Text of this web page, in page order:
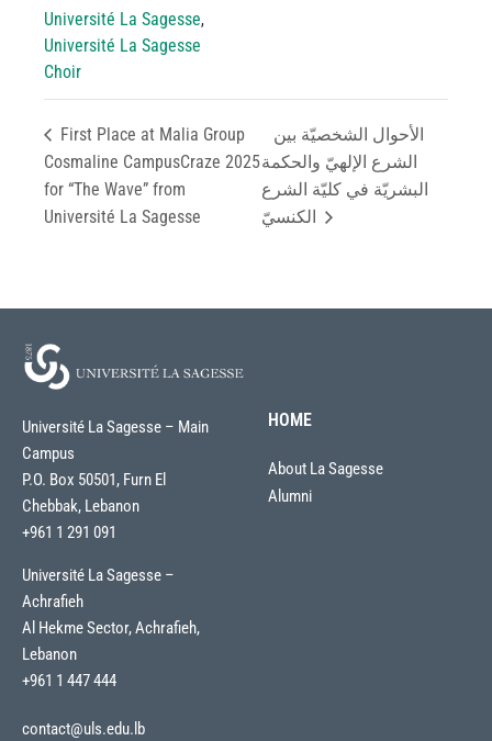
Université La Sagesse,
Université La Sagesse
Choir
First Place at Malia Group
Cosmaline CampusCraze 2025
for “The Wave” from
Université La Sagesse
الأحوال الشخصيّة بين
الشرع الإلهيّ والحكمة
البشريّة في كليّة الشرع
Université La Sagesse – Main
Campus
P.O. Box 50501, Furn El
Chebbak, Lebanon
+961 1 291 091
Université La Sagesse –
Achrafieh
Al Hekme Sector, Achrafieh,
Lebanon
+961 1 447 444
contact@uls.edu.lb
HOME
About La Sagesse
Alumni